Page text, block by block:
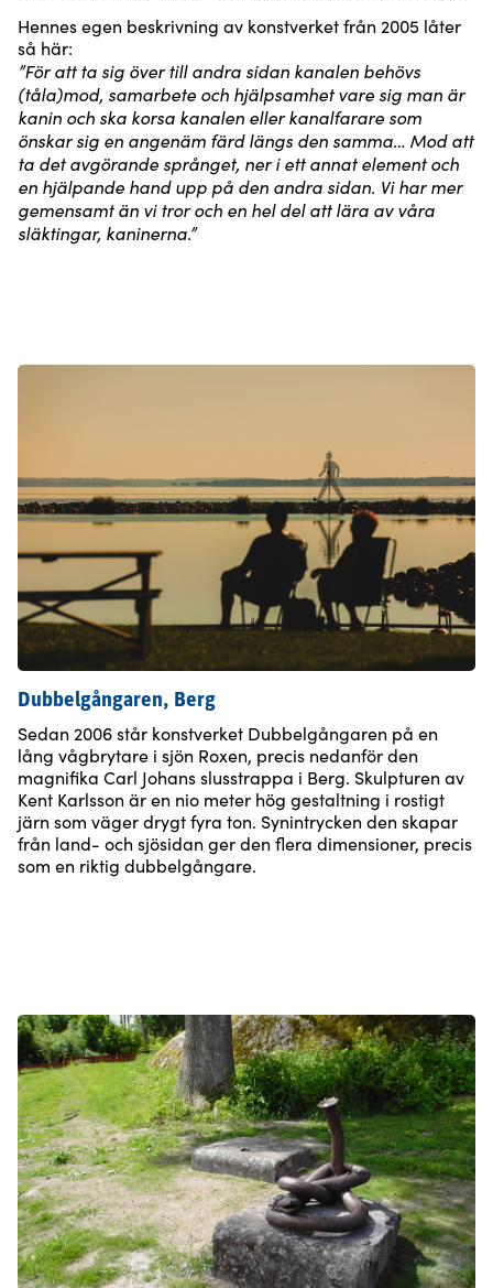
Hennes egen beskrivning av konstverket från 2005 låter
så här:
”För att ta sig över till andra sidan kanalen behövs
(tåla)mod, samarbete och hjälpsamhet vare sig man är
kanin och ska korsa kanalen eller kanalfarare som
önskar sig en angenäm färd längs den samma… Mod att
ta det avgörande språnget, ner i ett annat element och
en hjälpande hand upp på den andra sidan. Vi har mer
gemensamt än vi tror och en hel del att lära av våra
släktingar, kaninerna.”
Dubbelgångaren, Berg
Sedan 2006 står konstverket Dubbelgångaren på en
lång vågbrytare i sjön Roxen, precis nedanför den
magnifika Carl Johans slusstrappa i Berg. Skulpturen av
Kent Karlsson är en nio meter hög gestaltning i rostigt
järn som väger drygt fyra ton. Synintrycken den skapar
från land- och sjösidan ger den flera dimensioner, precis
som en riktig dubbelgångare.